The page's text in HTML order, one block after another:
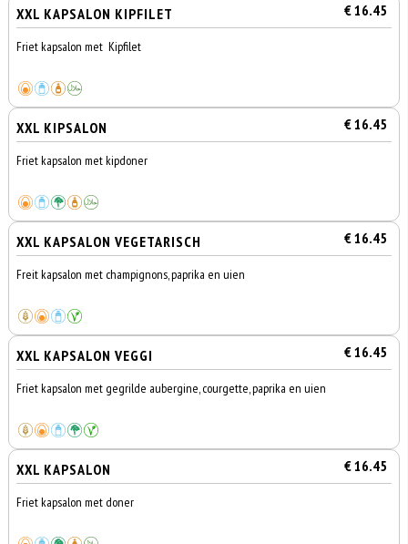
XXL KAPSALON KIPFILET € 16.45
Friet kapsalon met Kipfilet
XXL KIPSALON € 16.45
Friet kapsalon met kipdoner
XXL KAPSALON VEGETARISCH € 16.45
Freit kapsalon met champignons, paprika en uien
XXL KAPSALON VEGGI € 16.45
Friet kapsalon met gegrilde aubergine, courgette, paprika en uien
XXL KAPSALON € 16.45
Friet kapsalon met doner